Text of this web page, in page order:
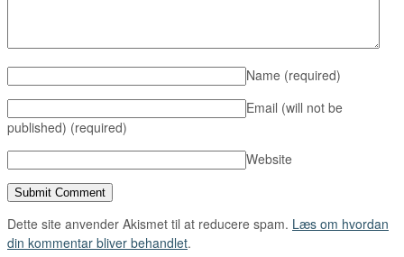
Name (required)
Email (will not be
published) (required)
Website
Dette site anvender Akismet til at reducere spam. Læs om hvordan
din kommentar bliver behandlet.